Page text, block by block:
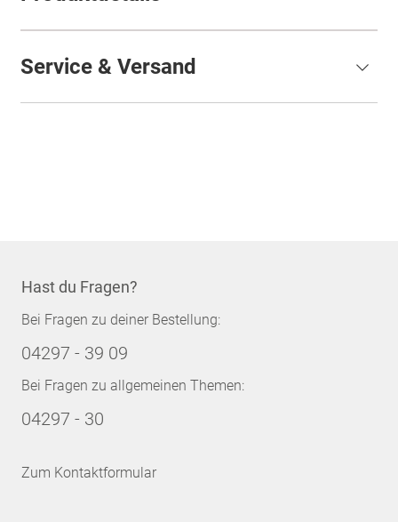
Service & Versand
Hast du Fragen?
Bei Fragen zu deiner Bestellung:
04297 - 39 09
Bei Fragen zu allgemeinen Themen:
04297 - 30
Zum Kontaktformular